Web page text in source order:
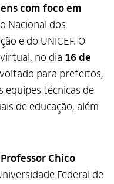
com foco em
Nacional dos
e do UNICEF. O
no dia 16 de
para prefeitos,
equipes técnicas de
de educação, além
Professor Chico
Federal de